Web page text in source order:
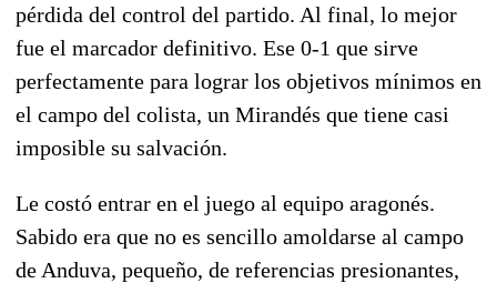
pérdida del control del partido. Al final, lo mejor
fue el marcador definitivo. Ese 0-1 que sirve
perfectamente para lograr los objetivos mínimos en
el campo del colista, un Mirandés que tiene casi
imposible su salvación.
Le costó entrar en el juego al equipo aragonés.
Sabido era que no es sencillo amoldarse al campo
de Anduva, pequeño, de referencias presionantes,